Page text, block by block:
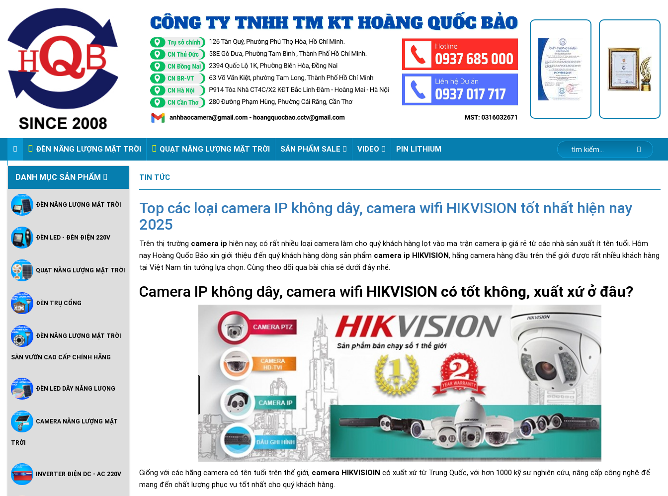
ĐÈN NĂNG LƯỢNG MẶT TRỜI QUẠT NĂNG LƯỢNG MẶT TRỜI SẢN PHẨM SALE VIDEO PIN LITHIUM
VIDEO ĐÈN PHA ĐIỆN 220V
DANH MỤC SẢN PHẨM
ĐÈN NĂNG LƯỢNG MẶT TRỜI
Vườn Cao Cấp Chính Hãng
ĐÈN LED - ĐÈN ĐIỆN 220V
Hoàng Quốc Bảo - Độ Sáng Cao,
QUẠT NĂNG LƯỢNG MẶT TRỜI
ĐÈN TRỤ CỔNG
ĐÈN NĂNG LƯỢNG MẶT TRỜI
SÂN VƯỜN CAO CẤP CHÍNH HÃNG
ĐÈN LED DÂY NĂNG LƯỢNG
CAMERA NĂNG LƯỢNG MẶT
TRỜI
INVERTER ĐIỆN DC - AC 220V
TIN TỨC
Top các loại camera IP không dây, camera wifi HIKVISION tốt nhất hiện nay
2025
Trên thị trường camera iphiện nay, có rất nhiều loại camera làm cho quý khách hàng lọt vào ma trận camera ip giá rẻ từ các nhà sản xuất ít tên tuổi. Hôm
nay Hoàng Quốc Bảo xin giới thiệu đến quý khách hàng dòng sản phẩm camera ip HIKVISION, hãng camera hàng đầu trên thế giới được rất nhiều khách hàng
tại Việt Nam tin tưởng lựa chọn. Cùng theo dõi qua bài chia sẻ dưới đây nhé.
Camera IP không dây, camera wifi HIKVISION có tốt không, xuất xứ ở đâu?
Giống với các hãng camera có tên tuổi trên thế giới, camera HIKVISIOIN có xuất xứ từ Trung Quốc, với hơn 1000 kỹ sư nghiên cứu, nâng cấp công nghệ để
mang đến chất lượng phục vụ tốt nhất cho quý khách hàng.